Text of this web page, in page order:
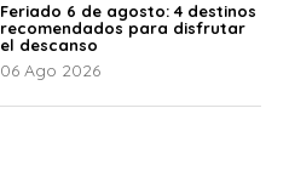
Feriado 6 de agosto: 4 destinos
recomendados para disfrutar
el descanso
06 Ago 2026